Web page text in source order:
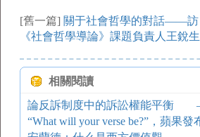
[舊一篇] 關于社會哲學的對話——訪
《社會哲學導論》課題負責人王銳生
相關閱讀